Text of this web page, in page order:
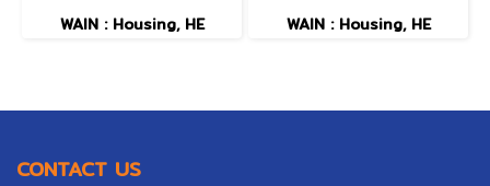
WAIN : Housing, HE WAIN : Housing, HE
CONTACT US